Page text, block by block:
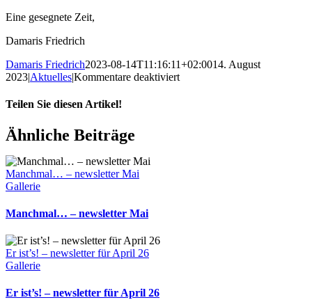
Eine gesegnete Zeit,
Damaris Friedrich
Damaris Friedrich2023-08-14T11:16:11+02:0014. August
2023|Aktuelles|Kommentare deaktiviertfür
Teilen Sie diesen Artikel!
Facebook
WhatsApp
Telegram
E-
Mail
Ähnliche Beiträge
Manchmal… – newsletter Mai
Gallerie
Manchmal… – newsletter Mai
Er ist’s! – newsletter für April 26
Gallerie
Er ist’s! – newsletter für April 26